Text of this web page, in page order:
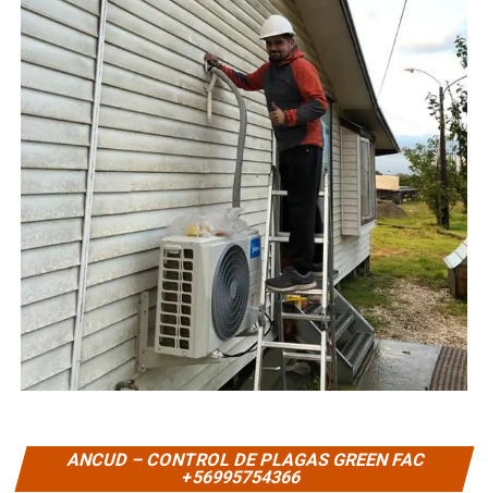
ANCUD – CONTROL DE PLAGAS GREEN FAC
+56995754366